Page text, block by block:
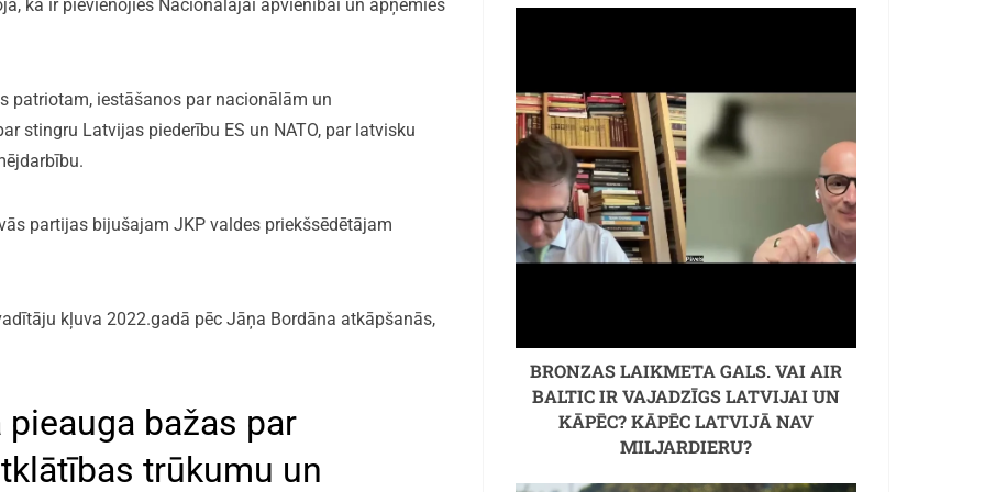
ka ir pievienojies Nacionālajai apvienībai un apņēmies
patriotam, iestāšanos par nacionālām un
stingru Latvijas piederību ES un NATO, par latvisku
partijas bijušajam JKP valdes priekšsēdētājam
kļuva 2022.gadā pēc Jāņa Bordāna atkāpšanās,
bažas par
trūkumu un
BRONZAS LAIKMETA GALS. VAI AIR
BALTIC IR VAJADZĪGS LATVIJAI UN
KĀPĒC? KĀPĒC LATVIJĀ NAV
MILJARDIERU?